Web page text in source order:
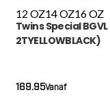
12 OZ14 OZ16 OZ
Twins Special
2TYELLOWBLACK)
Vanaf
169.95